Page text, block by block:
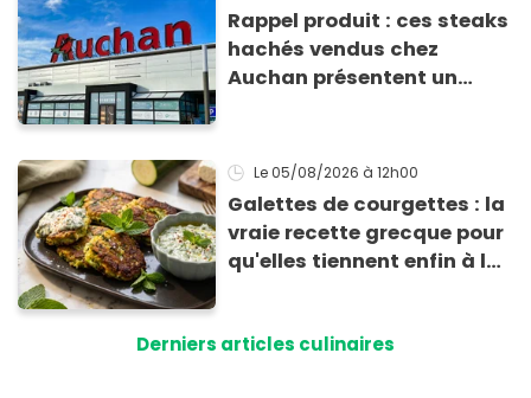
Rappel produit : ces steaks
hachés vendus chez
Auchan présentent un
Le 05/08/2026 à 12h00
Galettes de courgettes : la
vraie recette grecque pour
qu'elles tiennent enfin à la
Derniers articles culinaires